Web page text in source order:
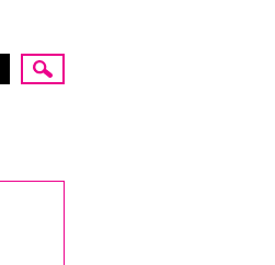
Suche